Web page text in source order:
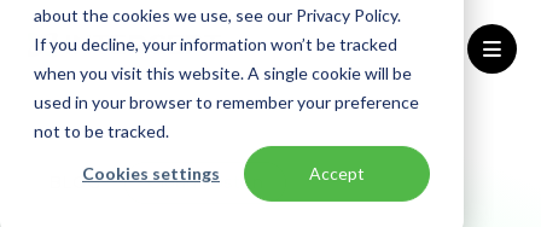
about the cookies we use, see our Privacy Policy.
If you decline, your information won’t be tracked
when you visit this website. A single cookie will be
used in your browser to remember your preference
not to be tracked.
Cookies settings Accept
Home Blogs EA naar CSP Transition Tool
BLOG Cloud kosten